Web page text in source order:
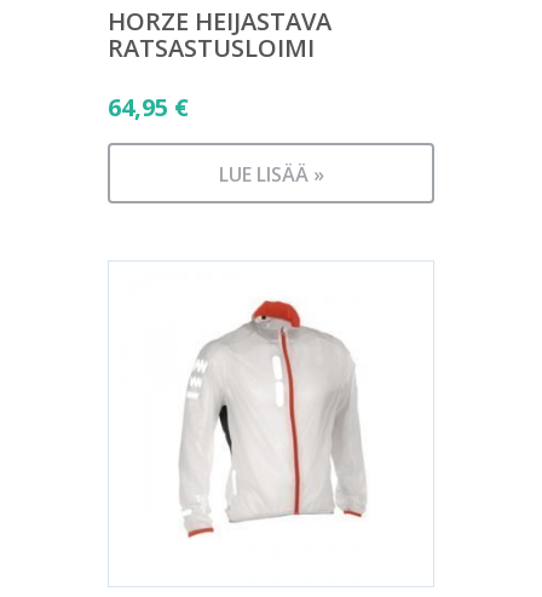
HORZE HEIJASTAVA
RATSASTUSLOIMI
64,95 €
LUE LISÄÄ »